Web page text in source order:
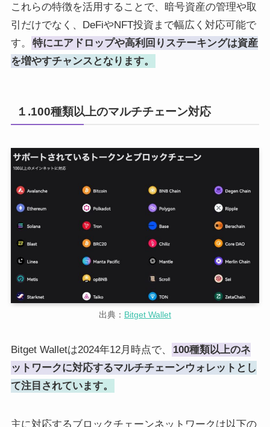
これらの特徴を活用することで、暗号資産の管理や取
引だけでなく、DeFiやNFT投資まで幅広く対応可能で
す。
特にエアドロップや高利回りステーキングは資産
を増やすチャンスとなります。
１.100種類以上のマルチチェーン対応
出典： Bitget Wallet
Bitget Walletは2024年12月時点で、
100種類以上のネ
ットワークに対応するマルチチェーンウォレットとし
て注目されています。
主に対応するブロックチェーンネットワークは以下の